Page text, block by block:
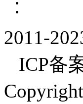
2011-
ICP备